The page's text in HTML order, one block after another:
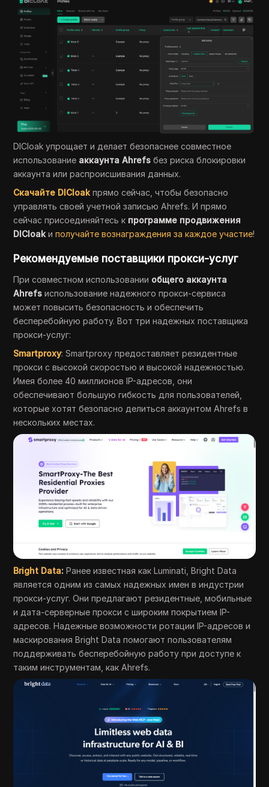
DICloak упрощает и делает безопаснее совместное
использование аккаунта Ahrefs без риска блокировки
аккаунта или распроисшивания данных.
Скачайте DICloak прямо сейчас, чтобы безопасно
управлять своей учетной записью Ahrefs. И прямо
сейчас присоединяйтесь к программе продвижения
DICloak иполучайте вознаграждения за каждое участие!
Рекомендуемые поставщики прокси-услуг
При совместном использовании общего аккаунта
Ahrefs использование надежного прокси-сервиса
может повысить безопасность и обеспечить
бесперебойную работу. Вот три надежных поставщика
прокси-услуг:
Smartproxy: Smartproxy предоставляет резидентные
прокси с высокой скоростью и высокой надежностью.
Имея более 40 миллионов IP-адресов, они
обеспечивают большую гибкость для пользователей,
которые хотят безопасно делиться аккаунтом Ahrefs в
нескольких местах.
Bright Data:Ранее известная как Luminati, Bright Data
является одним из самых надежных имен в индустрии
прокси-услуг. Они предлагают резидентные, мобильные
и дата-серверные прокси с широким покрытием IP-
адресов. Надежные возможности ротации IP-адресов и
маскирования Bright Data помогают пользователям
поддерживать бесперебойную работу при доступе к
таким инструментам, как Ahrefs.